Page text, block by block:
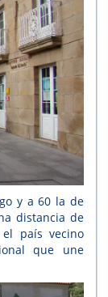
y a 60 la de
distancia de
el país vecino
que une